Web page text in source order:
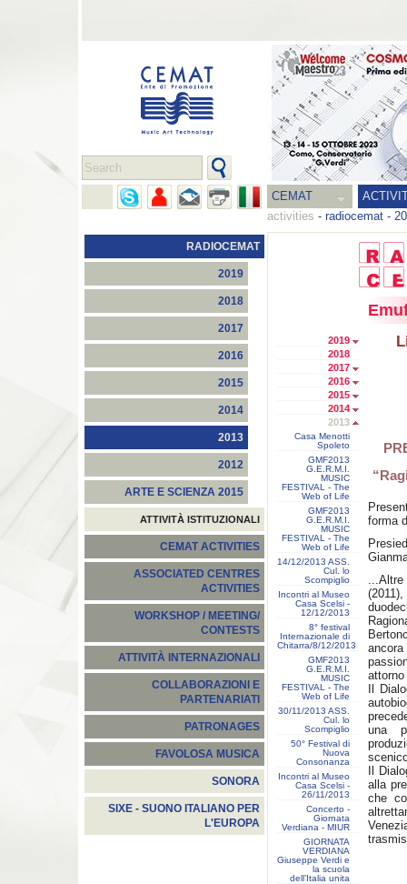
CEMAT
activities - radiocemat -
RADIOCEMAT
2019
2018
2017
2016
2015
2014
2013
2012
ARTE E SCIENZA 2015
ATTIVITÀ ISTITUZIONALI
CEMAT ACTIVITIES
ASSOCIATED CENTRES
ACTIVITIES
WORKSHOP / MEETING/
CONTESTS
ATTIVITÀ INTERNAZIONALI
COLLABORAZIONI E
PARTENARIATI
PATRONAGES
FAVOLOSA MUSICA
SONORA
SIXE - SUONO ITALIANO PER
L'EUROPA
2019
2018
2017
2016
2015
2014
2013
Casa Menotti
Spoleto
GMF2013
G.E.R.M.I.
MUSIC
FESTIVAL - The
Web of Life
GMF2013
G.E.R.M.I.
MUSIC
FESTIVAL - The
Web of Life
14/12/2013 ASS.
Cul. lo
Scompiglio
Incontri al Museo
Casa Scelsi -
12/12/2013
8° festival
Internazionale di
Chitarra/8/12/2013
GMF2013
G.E.R.M.I.
MUSIC
FESTIVAL - The
Web of Life
30/11/2013 ASS.
Cul. lo
Scompiglio
50° Festival di
Nuova
Consonanza
Incontri al Museo
Casa Scelsi -
26/11/2013
Concerto -
Giornata
Verdiana - MIUR
GIORNATA
VERDIANA
Giuseppe Verdi e
la scuola
dell’Italia unita
forma
Il
una
Il
alla
che